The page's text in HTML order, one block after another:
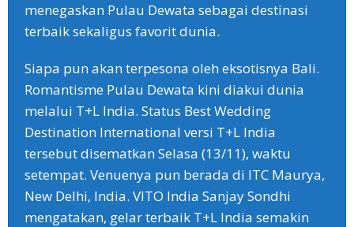
menegaskan Pulau Dewata sebagai destinasi
terbaik sekaligus favorit dunia.
Siapa pun akan terpesona oleh eksotisnya Bali.
Romantisme Pulau Dewata kini diakui dunia
melalui T+L India. Status Best Wedding
Destination International versi T+L India
tersebut disematkan Selasa (13/11), waktu
setempat. Venuenya pun berada di ITC Maurya,
New Delhi, India. VITO India Sanjay Sondhi
mengatakan, gelar terbaik T+L India semakin